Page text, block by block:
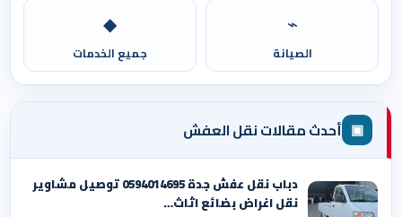
⌁
الصيانة
◆
جميع الخدمات
▣ أحدث مقالات نقل العفش
دباب نقل عفش جدة 0594014695 توصيل مشاوير
نقل اغراض بضائع اثاث…